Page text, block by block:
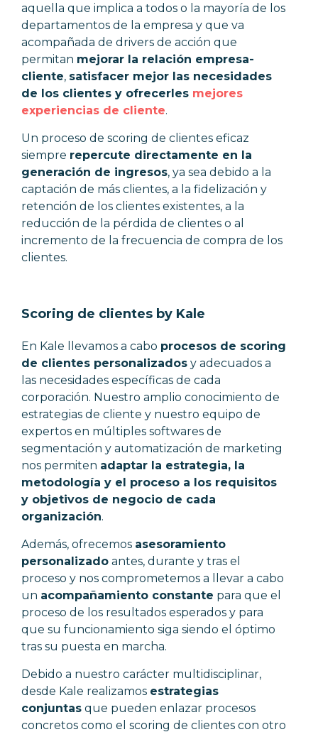
aquella que implica a todos o la mayoría de los
departamentos de la empresa y que va
acompañada de drivers de acción que
permitan mejorar la relación empresa-
cliente, satisfacer mejor las necesidades
de los clientes y ofrecerles mejores
experiencias de cliente.
Un proceso de scoring de clientes eficaz
siempre repercute directamente en la
generación de ingresos, ya sea debido a la
captación de más clientes, a la fidelización y
retención de los clientes existentes, a la
reducción de la pérdida de clientes o al
incremento de la frecuencia de compra de los
clientes.
Scoring de clientes by Kale
En Kale llevamos a cabo procesos de scoring
de clientes personalizados y adecuados a
las necesidades específicas de cada
corporación. Nuestro amplio conocimiento de
estrategias de cliente y nuestro equipo de
expertos en múltiples softwares de
segmentación y automatización de marketing
nos permiten adaptar la estrategia, la
metodología y el proceso a los requisitos
y objetivos de negocio de cada
organización.
Además, ofrecemos asesoramiento
personalizado antes, durante y tras el
proceso y nos comprometemos a llevar a cabo
un acompañamiento constante para que el
proceso de los resultados esperados y para
que su funcionamiento siga siendo el óptimo
tras su puesta en marcha.
Debido a nuestro carácter multidisciplinar,
desde Kale realizamos estrategias
conjuntas que pueden enlazar procesos
concretos como el scoring de clientes con otro